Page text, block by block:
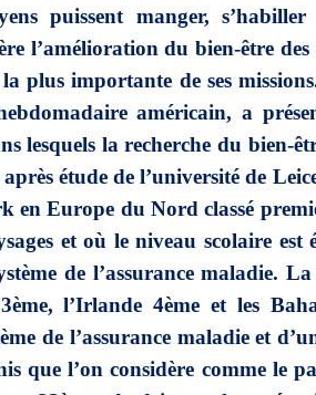
puissent manger,
l’amélioration du bien-être
plus importante de ses
américain, a
lesquels la recherche du bien-
étude de l’université de
en Europe du Nord classé
et où le niveau scolaire est
de l’assurance maladie. La
l’Irlande 4ème et les
de l’assurance maladie et
que l’on considère comme le